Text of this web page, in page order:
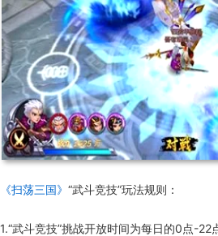
《扫荡三国》 “武斗竞技”玩法规则：
1.“武斗竞技”挑战开放时间为每日的0点-22